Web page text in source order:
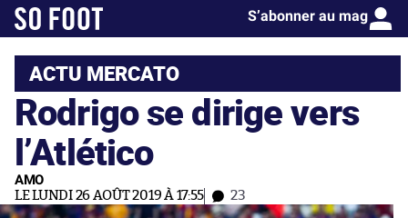
S’abonner au mag
ACTU MERCATO
Rodrigo se dirige vers
l’Atlético
AMO
LE LUNDI 26 AOÛT 2019 À 17:55 23